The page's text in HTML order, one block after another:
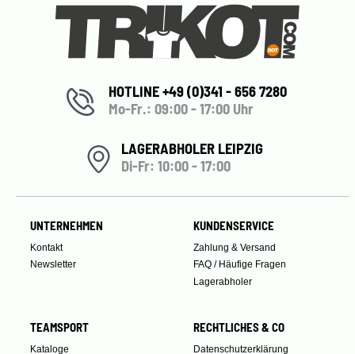
HOTLINE +49 (0)341 - 656 7280
Mo-Fr.: 09:00 - 17:00 Uhr
LAGERABHOLER LEIPZIG
Di-Fr: 10:00 - 17:00
UNTERNEHMEN
Kontakt
Newsletter
KUNDENSERVICE
Zahlung & Versand
FAQ / Häufige Fragen
Lagerabholer
TEAMSPORT
Kataloge
RECHTLICHES & CO
Datenschutzerklärung